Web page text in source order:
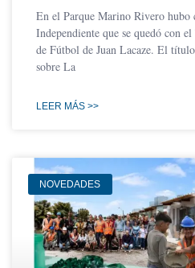
En el Parque Marino Rivero hubo
Independiente que se quedó con
de Fútbol de Juan Lacaze. El
sobre La
LEER MÁS >>
NOVEDADES